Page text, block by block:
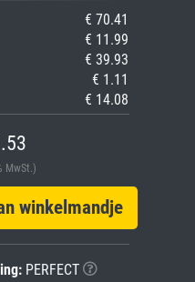
€ 70.41
€ 11.99
€ 39.93
€ 1.11
€ 14.08
MwSt.)
winkelmandje
PERFECT